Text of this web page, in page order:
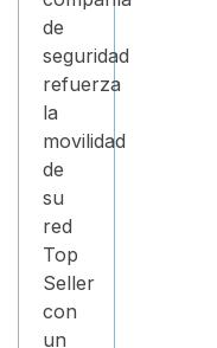
de
seguridad
refuerza
la
movilidad
de
su
red
Top
Seller
con
un